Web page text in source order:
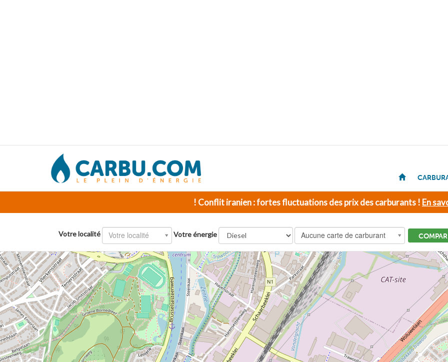
! Conflit iranien : fortes fluctuations des prix des carburants ! En
Votre localité Votre localité Votre énergie Aucune carte de carburant